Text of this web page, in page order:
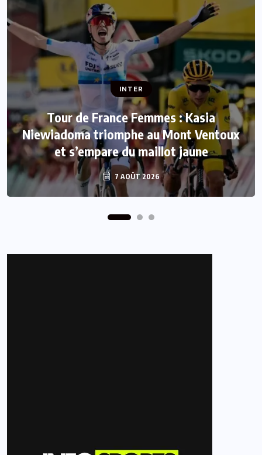
INTER
Tour de France Femmes : Kasia
Niewiadoma triomphe au Mont Ventoux
et s’empare du maillot jaune
7 AOÛT 2026
INTER
Mercato : Le FC Barcelone s’offre Rodri
pour 50 millions d’euros
7 AOÛT 2026